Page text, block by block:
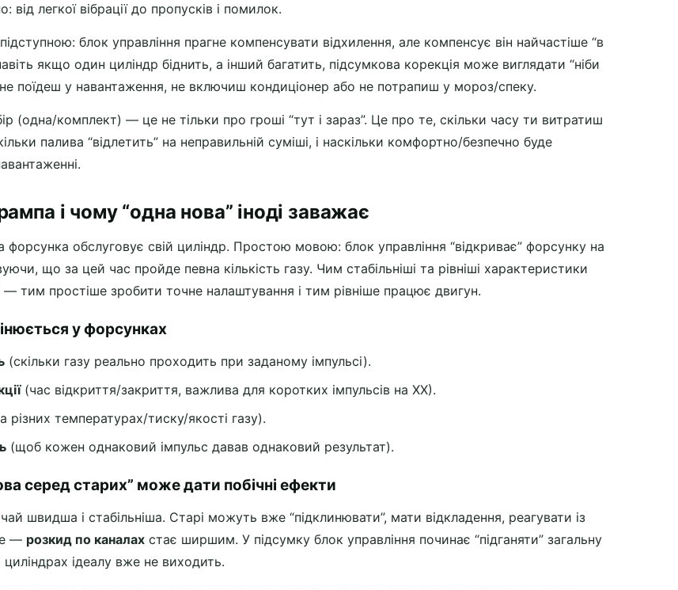
від легкої вібрації до пропусків і помилок.
блок управління прагне компенсувати відхилення, але компенсує він найчастіше “в
якщо один циліндр біднить, а інший багатить, підсумкова корекція може виглядати “ніби
поїдеш у навантаження, не включиш кондиціонер або не потрапиш у мороз/спеку.
(одна/комплект) — це не тільки про гроші “тут і зараз”. Це про те, скільки часу ти витратиш
палива “відлетить” на неправильній суміші, і наскільки комфортно/безпечно буде
і чому “одна нова” іноді заважає
форсунка обслуговує свій циліндр. Простою мовою: блок управління “відкриває” форсунку на
що за цей час пройде певна кількість газу. Чим стабільніші та рівніші характеристики
тим простіше зробити точне налаштування і тим рівніше працює двигун.
у форсунках
(скільки газу реально проходить при заданому імпульсі).
(час відкриття/закриття, важлива для коротких імпульсів на ХХ).
різних температурах/тиску/якості газу).
(щоб кожен однаковий імпульс давав однаковий результат).
серед старих” може дати побічні ефекти
швидша і стабільніша. Старі можуть вже “підклинювати”, мати відкладення, реагувати із
— розкид по каналах стає ширшим. У підсумку блок управління починає “підганяти” загальну
ідеалу вже не виходить.